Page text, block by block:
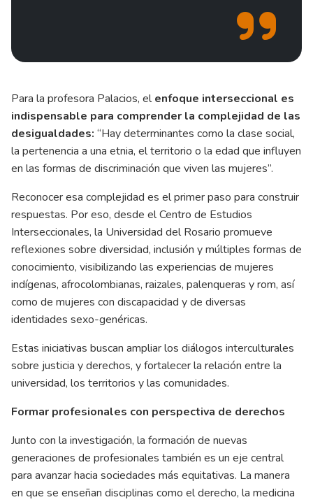
Para la profesora Palacios, elenfoque interseccional es
indispensable para comprender la complejidad de las
desigualdades: “Hay determinantes como la clase social,
la pertenencia a una etnia, el territorio o la edad que influyen
en las formas de discriminación que viven las mujeres”.
Reconocer esa complejidad es el primer paso para construir
respuestas. Por eso, desde el Centro de Estudios
Interseccionales, la Universidad del Rosario promueve
reflexiones sobre diversidad, inclusión y múltiples formas de
conocimiento, visibilizando las experiencias de mujeres
indígenas, afrocolombianas, raizales, palenqueras y rom, así
como de mujeres con discapacidad y de diversas
identidades sexo-genéricas.
Estas iniciativas buscan ampliar los diálogos interculturales
sobre justicia y derechos, y fortalecer la relación entre la
universidad, los territorios y las comunidades.
Formar profesionales con perspectiva de derechos
Junto con la investigación, la formación de nuevas
generaciones de profesionales también es un eje central
para avanzar hacia sociedades más equitativas. La manera
en que se enseñan disciplinas como el derecho, la medicina